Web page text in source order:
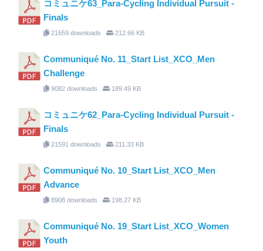
コミュニケ63_Para-Cycling Individual Pursuit -
Finals
21659 downloads 212.66 KB
Communiqué No. 11_Start List_XCO_Men
Challenge
9082 downloads 189.49 KB
コミュニケ62_Para-Cycling Individual Pursuit -
Finals
21591 downloads 211.33 KB
Communiqué No. 10_Start List_XCO_Men
Advance
8908 downloads 198.27 KB
Communiqué No. 19_Start List_XCO_Women
Youth